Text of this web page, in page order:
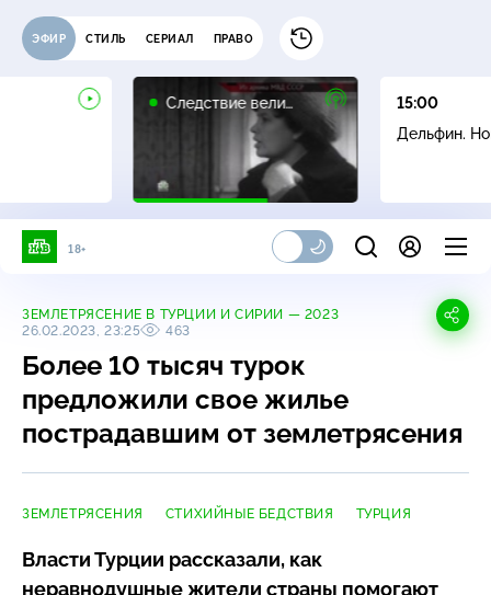
ЭФИР СТИЛЬ СЕРИАЛ ПРАВО
Следствие вели…
16+
15:00
Дельфин.
18+
ЗЕМЛЕТРЯСЕНИЕ В ТУРЦИИ И СИРИИ — 2023
26.02.2023, 23:25
463
Более 10 тысяч турок
предложили свое жилье
пострадавшим от землетрясения
ЗЕМЛЕТРЯСЕНИЯ СТИХИЙНЫЕ БЕДСТВИЯ ТУРЦИЯ
Власти Турции рассказали, как
неравнодушные жители страны помогают